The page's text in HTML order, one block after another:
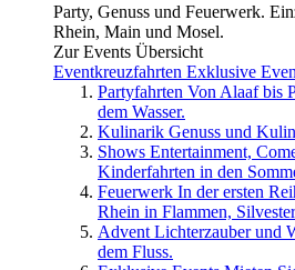
Party, Genuss und Feuerwerk.
Rhein, Main und Mosel.
Zur Events Übersicht
Eventkreuzfahrten Exklusive
Partyfahrten Von Alaaf bis
dem Wasser.
Kulinarik Genuss und
Shows Entertainment,
Kinderfahrten in den
Feuerwerk In der ersten
Rhein in Flammen,
Advent Lichterzauber und
dem Fluss.